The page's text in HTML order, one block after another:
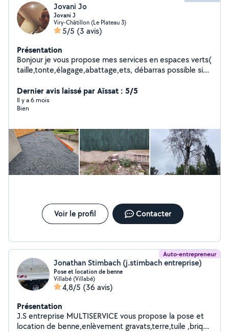
Jovani Jo
Jovani J
Viry-Châtillon (Le Plateau 3)
5/5 (3 avis)
Présentation
Bonjour je vous propose mes services en espaces verts(
taille,tonte,élagage,abattage,ets, débarras possible si
dispositions h24 7j7 si nécessaire me contacter pour
plus d'informations merci.
Dernier avis laissé par Aïssat : 5/5
Il y a 6 mois
Bien
Voir le profil Contacter
Auto-entrepreneur
Jonathan Stimbach (j.stimbach entreprise)
Pose et location de benne
Villabé (Villabé)
4,8/5 (36 avis)
Présentation
J.S entreprise MULTISERVICE vous propose la pose et
location de benne,enlèvement gravats,terre,tuile ,brique